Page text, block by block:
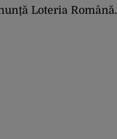
Loteria Română.